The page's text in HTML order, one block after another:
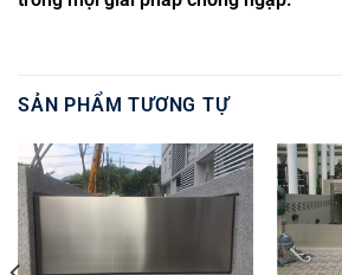
SẢN PHẨM TƯƠNG TỰ